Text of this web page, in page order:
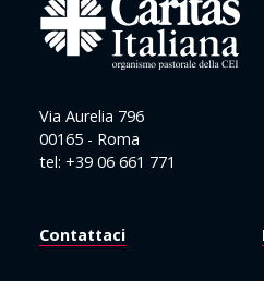
Via Aurelia 796
00165 - Roma
tel: +39 06 661 771
Contattaci